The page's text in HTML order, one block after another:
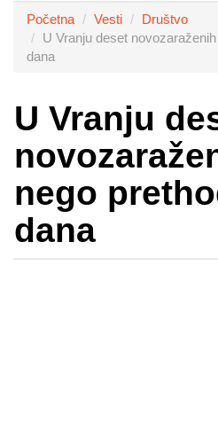
Početna Vesti
Društvo
U Vranju deset
dana
U Vranju
nego
dana